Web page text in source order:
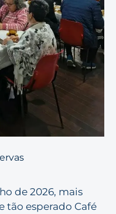
de 2026, mais
tão esperado Café